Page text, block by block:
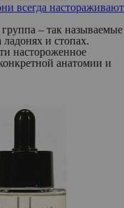
всегда настораживают
группа – так называемые
и стопах.
настороженное
анатомии и